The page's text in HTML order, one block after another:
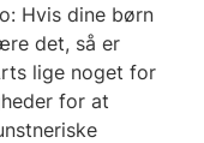
Hvis dine børn
det, så er
lige noget for
for at